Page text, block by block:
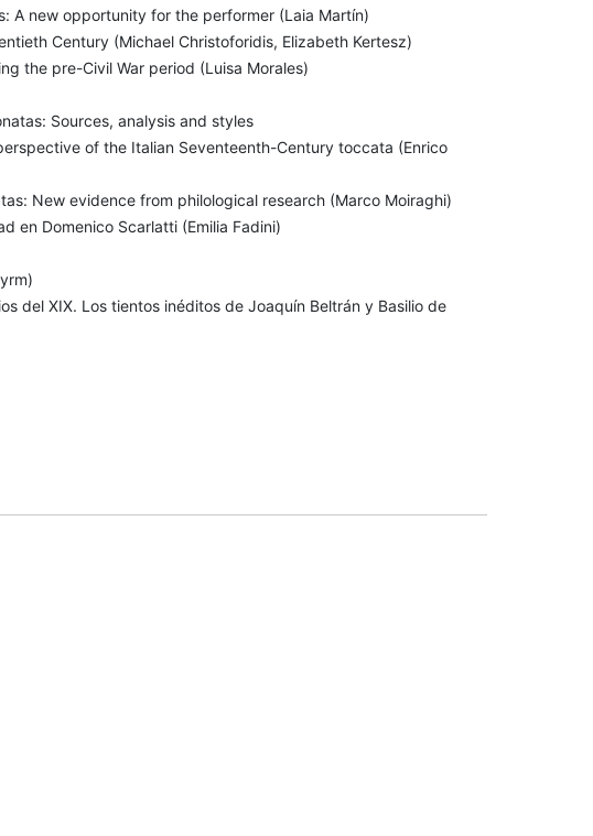
A new opportunity for the performer (Laia Martín)
Century (Michael Christoforidis, Elizabeth Kertesz)
the pre-Civil War period (Luisa Morales)
Sources, analysis and styles
of the Italian Seventeenth-Century toccata (Enrico
New evidence from philological research (Marco Moiraghi)
en Domenico Scarlatti (Emilia Fadini)
del XIX. Los tientos inéditos de Joaquín Beltrán y Basilio de